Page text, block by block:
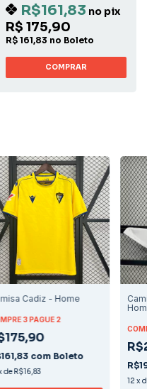
R$161,83 no pix
R$ 175,90
R$ 161,83 no Boleto
COMPRAR
Cadiz - Home
3 PAGUE 2
com Boleto
de R$16,83
12 x